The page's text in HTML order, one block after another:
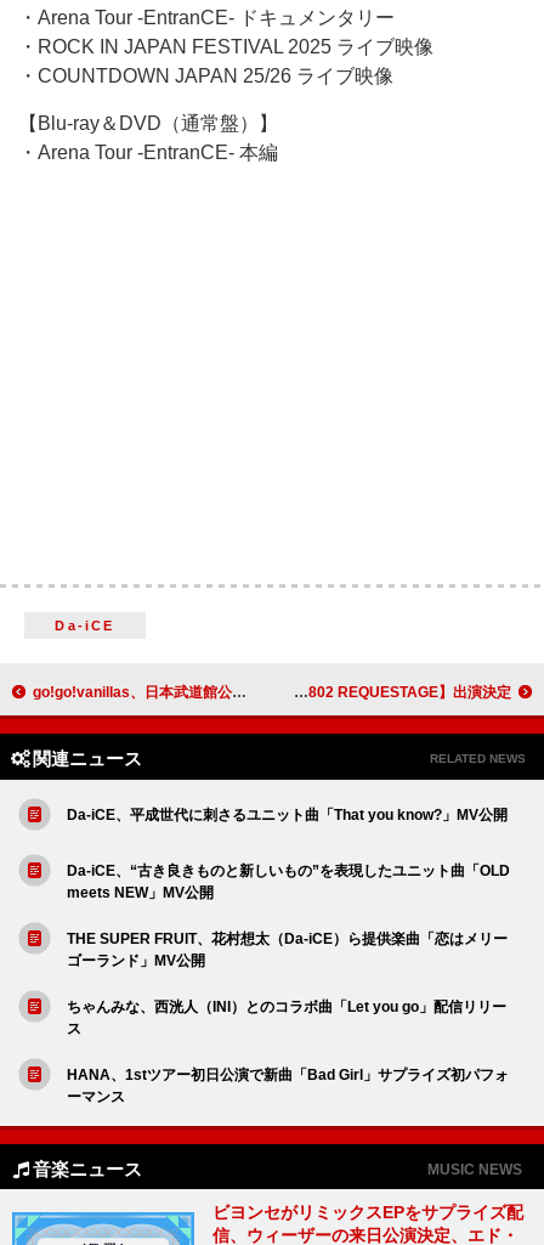
・Arena Tour -EntranCE- ドキュメンタリー
・ROCK IN JAPAN FESTIVAL 2025 ライブ映像
・COUNTDOWN JAPAN 25/26 ライブ映像
【Blu-ray＆DVD（通常盤）】
・Arena Tour -EntranCE- 本編
Da-iCE
go!go!vanillas、日本武道館公演のライブ音源を配信＆ライブ映像を公開へ キタニタツヤ／PEOPLE 1が【FM802 REQUESTAGE】出演決定
関連ニュース RELATED NEWS
Da-iCE、平成世代に刺さるユニット曲「That you know?」MV公開
Da-iCE、“古き良きものと新しいもの”を表現したユニット曲「OLD
meets NEW」MV公開
THE SUPER FRUIT、花村想太（Da-iCE）ら提供楽曲「恋はメリー
ゴーランド」MV公開
ちゃんみな、西洸人（INI）とのコラボ曲「Let you go」配信リリー
ス
HANA、1stツアー初日公演で新曲「Bad Girl」サプライズ初パフォ
ーマンス
音楽ニュース MUSIC NEWS
ビヨンセがリミックスEPをサプライズ配
信、ウィーザーの来日公演決定、エド・